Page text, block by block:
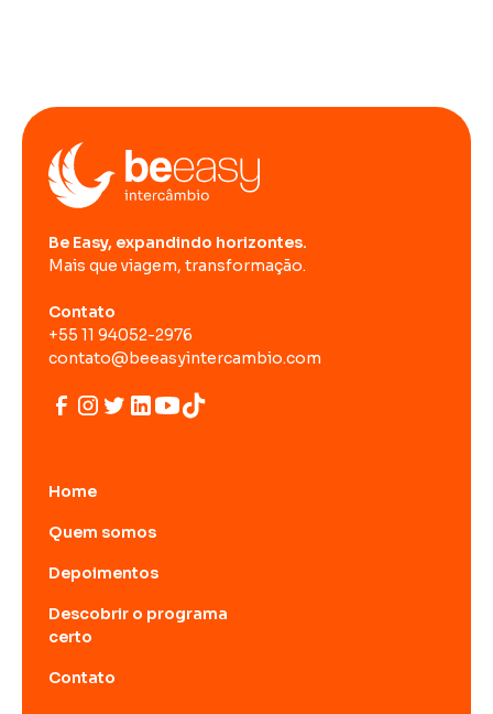
Be Easy, expandindo horizontes.
Mais que viagem, transformação.
Contato
+55 11 94052-2976
contato@beeasyintercambio.com
Home
Quem somos
Depoimentos
Descobrir o programa
certo
Contato